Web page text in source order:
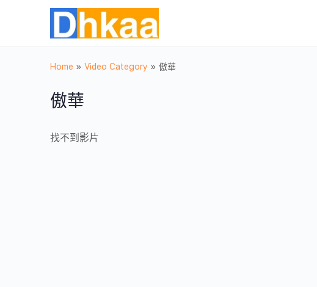
Home » Video Category » 傲華
傲華
找不到影片